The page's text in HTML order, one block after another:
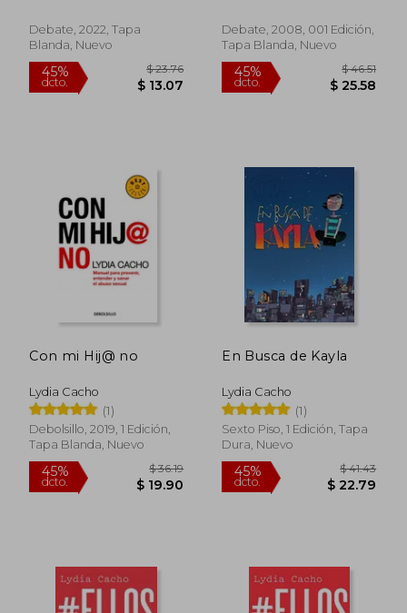
Debate, 2022, Tapa
Blanda, Nuevo
Debate, 2008, 001 Edición,
Tapa Blanda, Nuevo
45%
dcto.
Con mi Hij@ no
Lydia Cacho
(1)
Debolsillo, 2019, 1 Edición,
Tapa Blanda, Nuevo
En Busca de Kayla
Lydia Cacho
(1)
Sexto Piso, 1 Edición, Tapa
Dura, Nuevo